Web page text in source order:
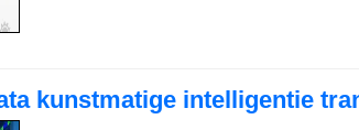
kunstmatige intelligentie